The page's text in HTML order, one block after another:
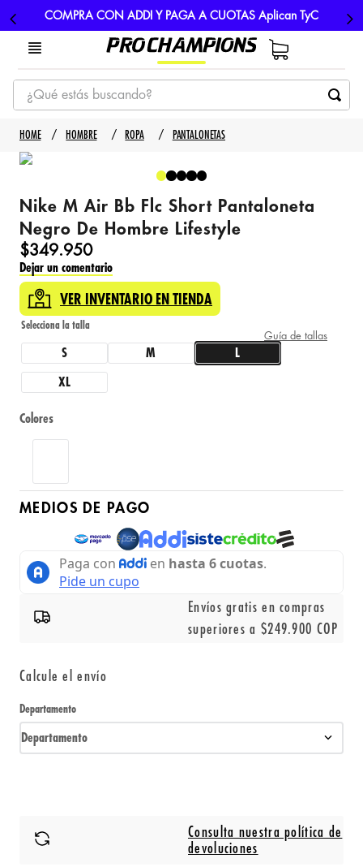
COMPRA CON ADDI Y PAGA A CUOTAS Aplican TyC
¿Qué estás buscando?
TÉRMINOS MÁS BUSCADOS
1
3. nike
4. guayos
5. gorras
HOMBRE ROPA PANTALONETAS
Nike M Air Bb Flc Short Pantaloneta
Negro De Hombre Lifestyle
$349.950
Dejar un comentario
VER INVENTARIO EN TIENDA
Guía de tallas
S M L
XL
Colores
MEDIOS DE PAGO
Envíos gratis en compras
superiores a $249.900 COP
Calcule el envío
Departamento
Departamento
Consulta nuestra política de
devoluciones